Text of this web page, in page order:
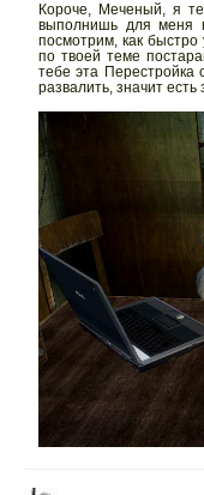
Короче, Меченый, я
выполнишь для меня
посмотрим, как
по твоей теме
тебе эта Перестройка
развалить, значит есть